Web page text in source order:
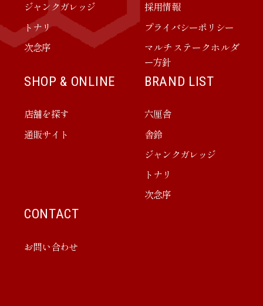
ジャンクガレッジ
トナリ
次念序
採用情報
プライバシーポリシー
マルチステークホルダ
ー方針
SHOP & ONLINE
店舗を探す
通販サイト
BRAND LIST
六厘舎
舎鈴
ジャンクガレッジ
トナリ
次念序
CONTACT
お問い合わせ